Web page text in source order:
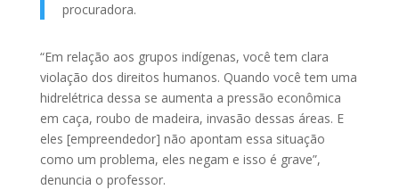
procuradora.
“Em relação aos grupos indígenas, você tem clara
violação dos direitos humanos. Quando você tem uma
hidrelétrica dessa se aumenta a pressão econômica
em caça, roubo de madeira, invasão dessas áreas. E
eles [empreendedor] não apontam essa situação
como um problema, eles negam e isso é grave”,
denuncia o professor.